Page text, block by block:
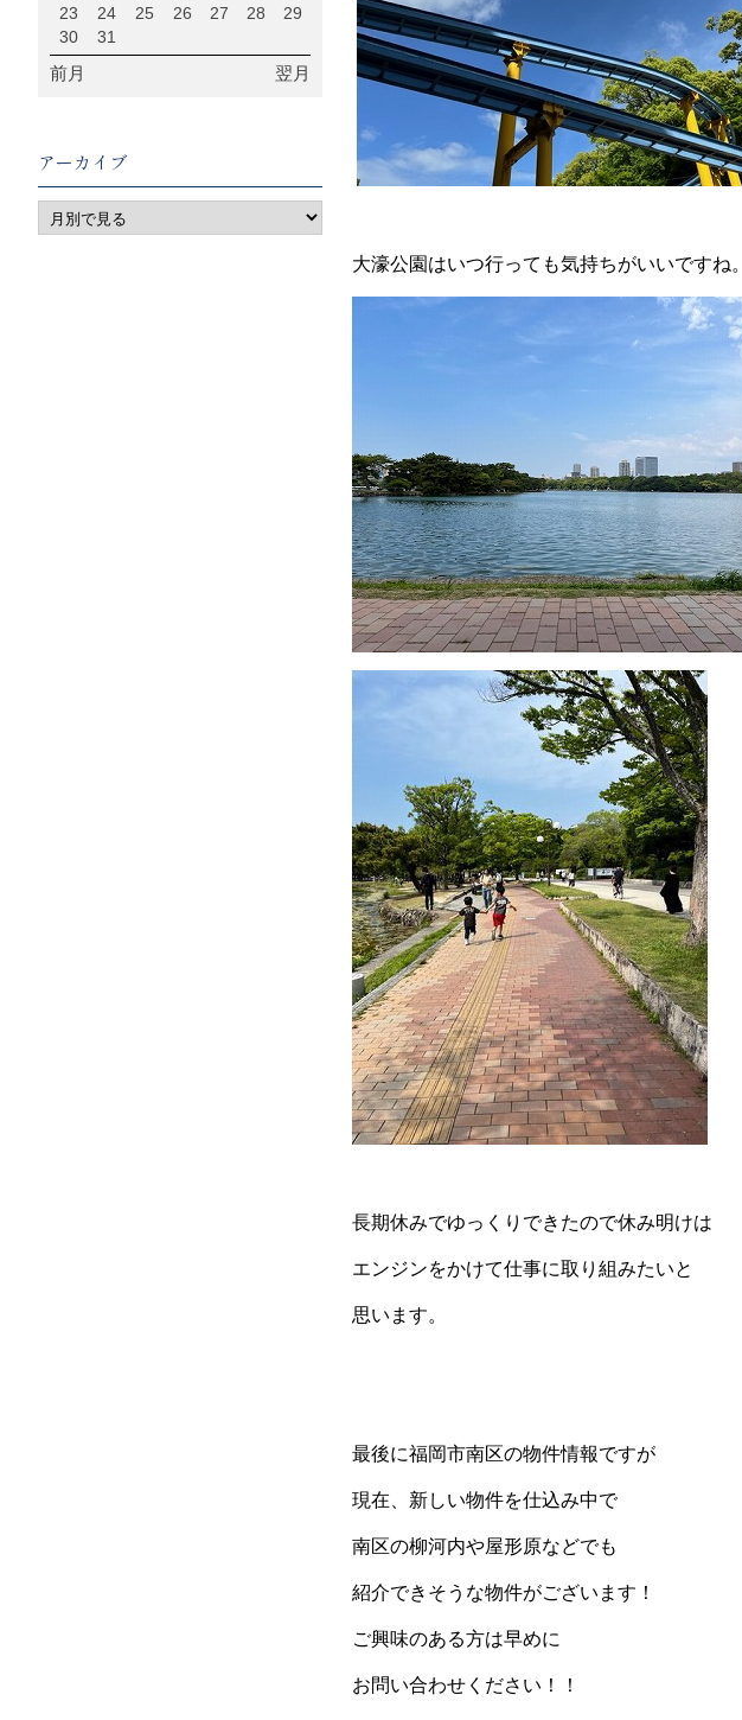
大濠公園はいつ行っても気持ちがいいですね。
長期休みでゆっくりできたので休み明けは
エンジンをかけて仕事に取り組みたいと
思います。
最後に福岡市南区の物件情報ですが
現在、新しい物件を仕込み中で
南区の柳河内や屋形原などでも
紹介できそうな物件がございます！
ご興味のある方は早めに
お問い合わせください！！
23
24 25 26 27 28
29
30
31
前月 翌月
アーカイブ